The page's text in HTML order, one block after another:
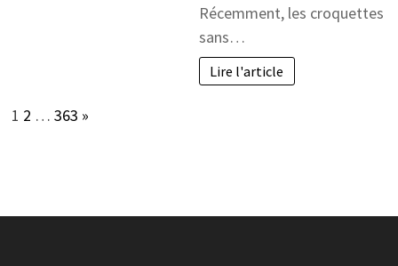
Récemment, les croquettes
sans…
Lire l'article
Page:
1 2 … 363 Next
»